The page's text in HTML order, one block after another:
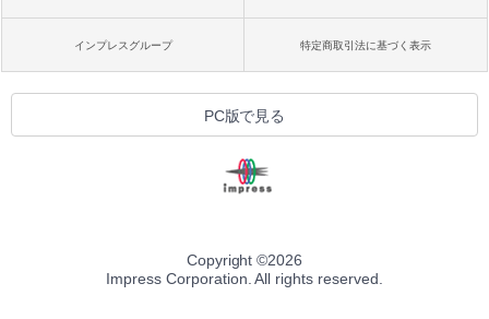
インプレスグループ 特定商取引法に基づく表示
PC版で見る
Copyright ©2026
Impress Corporation. All rights reserved.